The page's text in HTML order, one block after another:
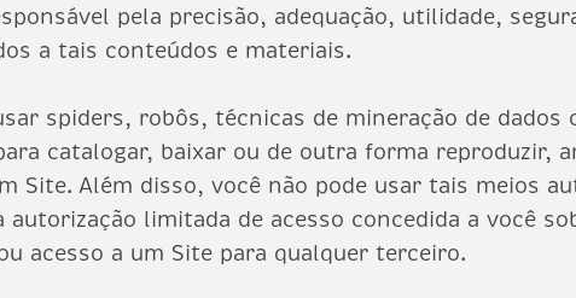
pela precisão, adequação, utilidade,
a tais conteúdos e materiais.
spiders, robôs, técnicas de mineração de
catalogar, baixar ou de outra forma reproduzir,
Site. Além disso, você não pode usar tais meios
limitada de acesso concedida a você
acesso a um Site para qualquer terceiro.